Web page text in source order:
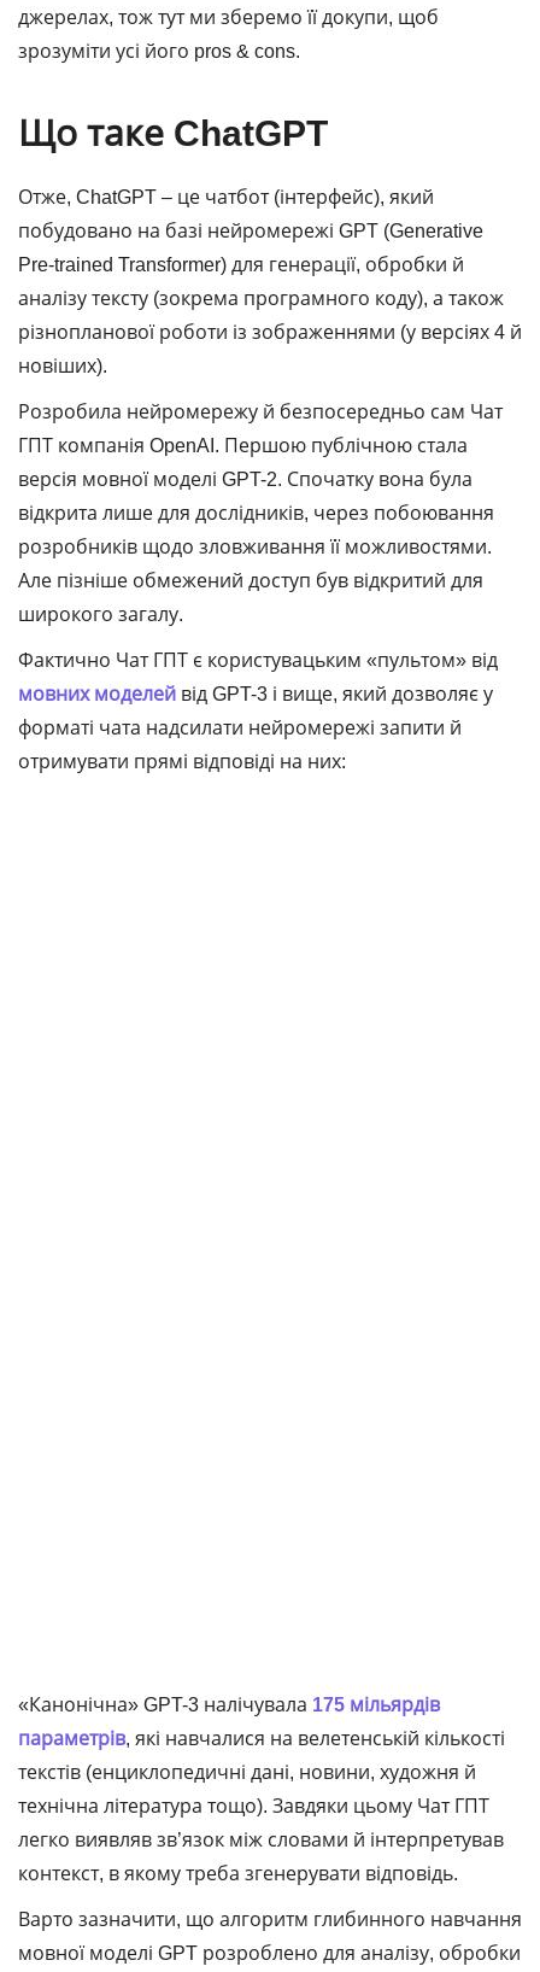
джерелах, тож тут ми зберемо її докупи, щоб
зрозуміти усі його pros & cons.
Що таке ChatGPT
Отже, ChatGPT – це чатбот (інтерфейс), який
побудовано на базі нейромережі GPT (Generative
Pre-trained Transformer) для генерації, обробки й
аналізу тексту (зокрема програмного коду), а також
різнопланової роботи із зображеннями (у версіях 4 й
новіших).
Розробила нейромережу й безпосередньо сам Чат
ГПТ компанія OpenAI. Першою публічною стала
версія мовної моделі GPT-2. Спочатку вона була
відкрита лише для дослідників, через побоювання
розробників щодо зловживання її можливостями.
Але пізніше обмежений доступ був відкритий для
широкого загалу.
Фактично Чат ГПТ є користувацьким «пультом» від
мовних моделей від GPT-3 і вище, який дозволяє у
форматі чата надсилати нейромережі запити й
отримувати прямі відповіді на них:
«Канонічна» GPT-3 налічувала 175 мільярдів
параметрів, які навчалися на велетенській кількості
текстів (енциклопедичні дані, новини, художня й
технічна література тощо). Завдяки цьому Чат ГПТ
легко виявляв зв’язок між словами й інтерпретував
контекст, в якому треба згенерувати відповідь.
Варто зазначити, що алгоритм глибинного навчання
мовної моделі GPT розроблено для аналізу, обробки